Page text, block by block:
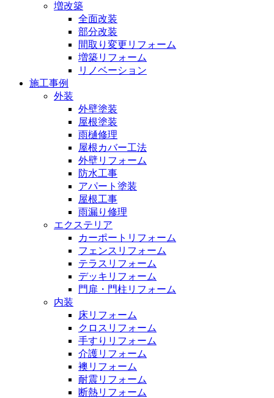
増改築
全面改装
部分改装
間取り変更リフォーム
増築リフォーム
リノベーション
施工事例
外装
外壁塗装
屋根塗装
雨樋修理
屋根カバー工法
外壁リフォーム
防水工事
アパート塗装
屋根工事
雨漏り修理
エクステリア
カーポートリフォーム
フェンスリフォーム
テラスリフォーム
デッキリフォーム
門扉・門柱リフォーム
内装
床リフォーム
クロスリフォーム
手すりリフォーム
介護リフォーム
襖リフォーム
耐震リフォーム
断熱リフォーム